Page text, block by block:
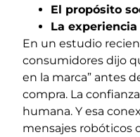
El propósito
La
En un estudio
consumidores dijo
en la marca” antes
compra. La
humana. Y esa
mensajes robóticos